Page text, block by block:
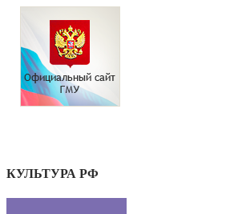
КУЛЬТУРА РФ